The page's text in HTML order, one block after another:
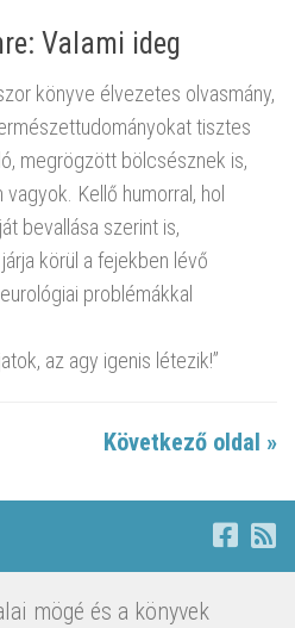
Valami ideg
könyve élvezetes olvasmány,
tisztes
megrögzött bölcsésznek is,
vagyok. Kellő humorral, hol
bevallása szerint is,
körül a fejekben lévő
problémákkal
az agy igenis létezik!”
Következő oldal »
mögé és a könyvek